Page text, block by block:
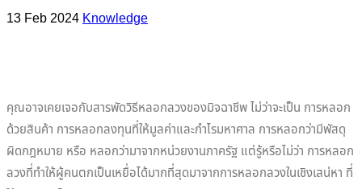
13 Feb 2024Knowledge
คุณอาจเคยเจอกับสารพัดวิธีหลอกลวงของมิจฉาชีพ ไม่ว่าจะเป็น การหลอก
ด้วยสินค้า การหลอกลงทุนที่ให้มูลค่าและกำไรมหาศาล การหลอกว่ามีพัสดุ
ผิดกฎหมาย หรือ หลอกว่ามาจากหน่วยงานภาครัฐ แต่รู้หรือไม่ว่า การหลอก
ลวงที่ทำให้ผู้คนตกเป็นเหยื่อได้มากที่สุดมาจากการหลอกลวงในเชิงเสน่หา ที่